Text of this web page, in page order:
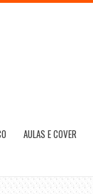
AULAS E COVER